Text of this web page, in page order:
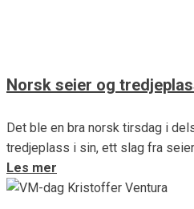
Norsk seier og
Det ble en bra norsk tirsdag i
tredjeplass i sin, ett slag fra
Les mer